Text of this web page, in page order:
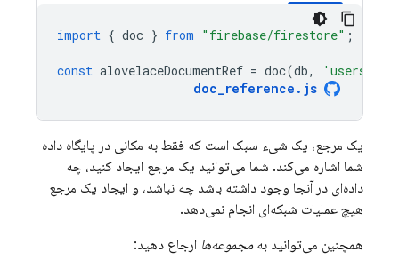
import { doc } from "firebase/firestore" ;
const alovelaceDocumentRef = doc(db, 'users'
doc_reference . js
یک مرجع، یک شیء سبک است که فقط به مکانی در پایگاه داده
شما اشاره می‌کند. شما می‌توانید یک مرجع ایجاد کنید، چه
داده‌ای در آنجا وجود داشته باشد چه نباشد، و ایجاد یک مرجع
هیچ عملیات شبکه‌ای انجام نمی‌دهد.
همچنین می‌توانید به مجموعه‌ها ارجاع دهید: